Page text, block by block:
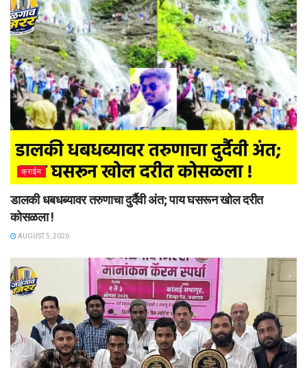
क्राईम
डालकी धबधब्यावर तरुणाचा दुर्दैवी अंत; पाय घसरून खोल दरीत
कोसळला !
AUGUST 5, 2026